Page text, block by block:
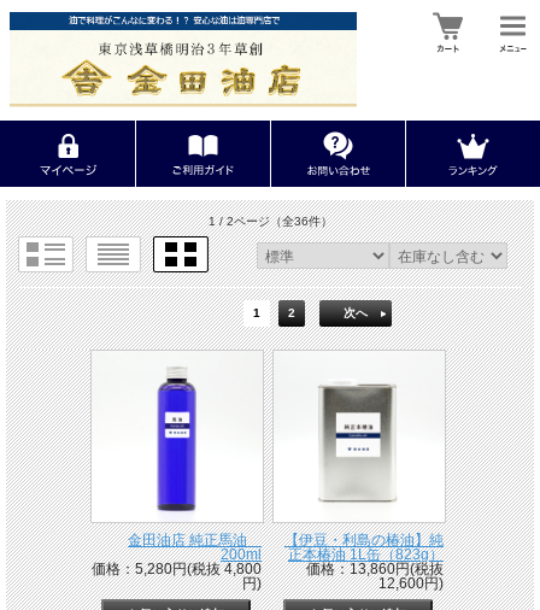
1 / 2ページ（全36件）
1 2 次へ
金田油店 純正馬油
200ml
価格：5,280円(税抜 4,800
円)
【伊豆・利島の椿油】純
正本椿油 1L缶（823g）
価格：13,860円(税抜
12,600円)